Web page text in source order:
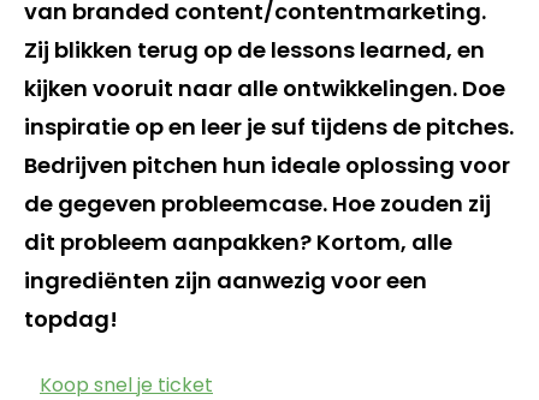
van branded content/contentmarketing.
Zij blikken terug op de lessons learned, en
kijken vooruit naar alle ontwikkelingen. Doe
inspiratie op en leer je suf tijdens de pitches.
Bedrijven pitchen hun ideale oplossing voor
de gegeven probleemcase. Hoe zouden zij
dit probleem aanpakken? Kortom, alle
ingrediënten zijn aanwezig voor een
topdag!
Koop snel je ticket